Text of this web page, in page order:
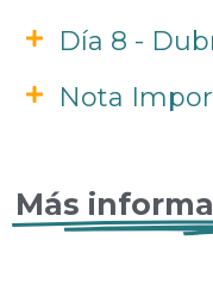
Día 8 -
Nota
Más